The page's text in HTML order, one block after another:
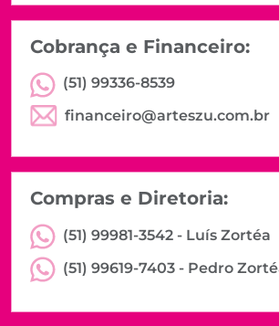
Cobrança e Financeiro:
(51) 99336-8539
financeiro@arteszu.com.br
Compras e Diretoria:
(51) 99981-3542 - Luís Zortéa
(51) 99619-7403 - Pedro